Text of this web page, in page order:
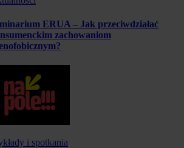
ERUA – Jak przeciwdziałać
zachowaniom
i spotkania